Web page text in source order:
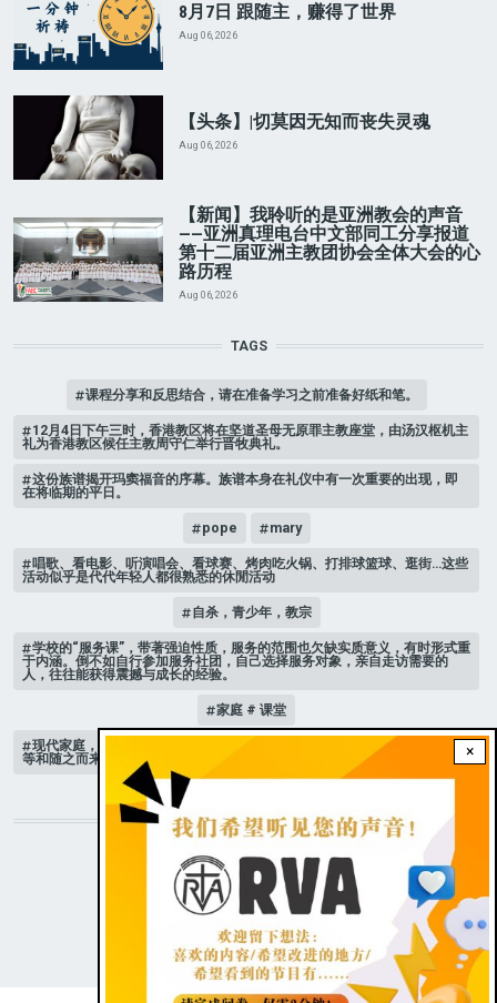
×
8月7日 跟随主，赚得了世界
Aug 06, 2026
【头条】|切莫因无知而丧失灵魂
Aug 06, 2026
【新闻】我聆听的是亚洲教会的声音
——亚洲真理电台中文部同工分享报道
第十二届亚洲主教团协会全体大会的心
路历程
Aug 06, 2026
TAGS
课程分享和反思结合，请在准备学习之前准备好纸和笔。
12月4日下午三时，香港教区将在坚道圣母无原罪主教座堂，由汤汉枢机主
礼为香港教区候任主教周守仁举行晋牧典礼。
这份族谱揭开玛窦福音的序幕。族谱本身在礼仪中有一次重要的出现，即
在将临期的平日。
pope mary
唱歌、看电影、听演唱会、看球赛、烤肉吃火锅、打排球篮球、逛街…这些
活动似乎是代代年轻人都很熟悉的休閒活动
自杀，青少年，教宗
学校的“服务课”，带著强迫性质，服务的范围也欠缺实质意义，有时形式重
于内涵。倒不如自行参加服务社团，自己选择服务对象，亲自走访需要的
人，往往能获得震撼与成长的经验。
家庭 # 课堂
现代家庭，子女或许都是宝贝，不公平的待遇显得比较少，但隐性的不平
等和随之而来的身心压力却仍旧挥之不去。
STAY CONNECTED WITH US!